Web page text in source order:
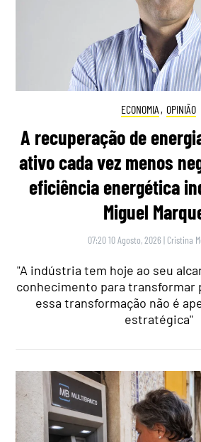
ECONOMIA , OPINIÃO
A recuperação de
ativo cada vez menos
eficiência energética
Miguel
07:20 10 Agosto, 2026 | Cristina
"A indústria tem hoje ao seu
conhecimento para transformar
essa transformação não é
estratégica"